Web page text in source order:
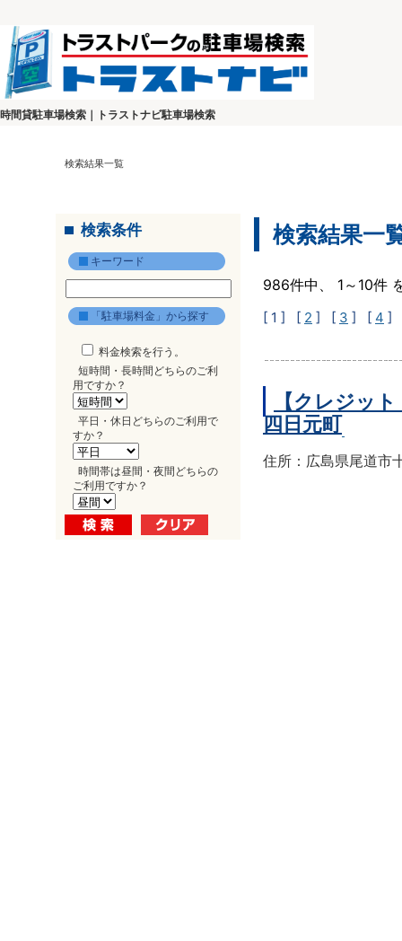
時間貸駐車場検索｜トラストナビ駐車場検索
検索結果一覧
検索条件
キーワード
「駐車場料金」から探す
料金検索を行う。
短時間・長時間どちらのご利
用ですか？
平日・休日どちらのご利用で
すか？
時間帯は昼間・夜間どちらの
ご利用ですか？
検索結果一
986件中、 1～10件
[ 1 ] [ 2 ] [ 3 ] [ 4 ]
【クレジッ
四日元町
住所：広島県尾道市